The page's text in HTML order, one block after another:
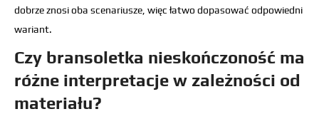
dobrze znosi oba scenariusze, więc łatwo dopasować odpowiedni
wariant.
Czy bransoletka nieskończoność ma
różne interpretacje w zależności od
materiału?